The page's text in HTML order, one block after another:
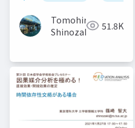
Tomohiro
Shinozaki
51.8K